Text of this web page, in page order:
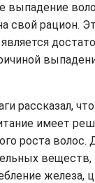
выпадение
свой рацион.
рассказал, что
имеет
роста волос.
веществ,
железа,